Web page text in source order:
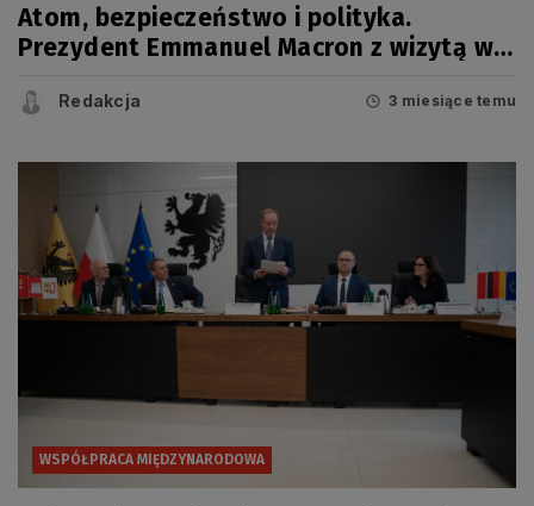
Atom, bezpieczeństwo i polityka.
Prezydent Emmanuel Macron z wizytą w
Redakcja 3 miesiące temu
WSPÓŁPRACA MIĘDZYNARODOWA